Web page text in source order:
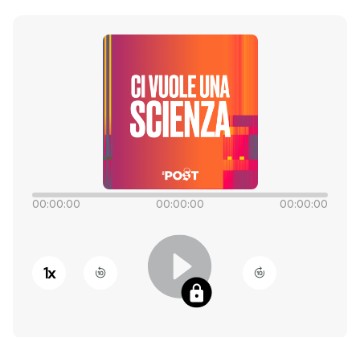
Mondiali calcio 2026
NEWSLETTER
I MIEI PREFERITI
00:00:00 00:00:00 00:00:00
1x